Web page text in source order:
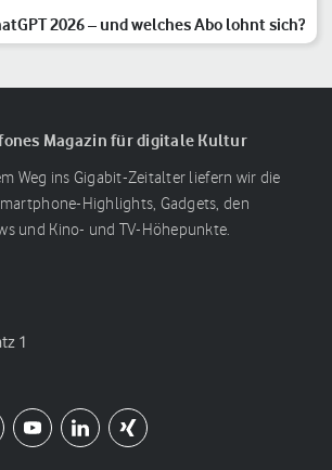
2026 – und welches Abo lohnt sich?
Magazin für digitale Kultur
Weg ins Gigabit-Zeitalter liefern wir die
Highlights, Gadgets, den
und Kino- und TV-Höhepunkte.
1